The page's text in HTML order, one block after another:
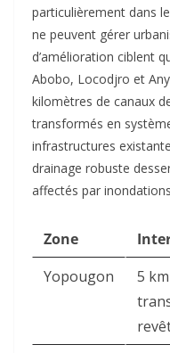
particulièrement dans
ne peuvent gérer
d’amélioration ciblent
Abobo, Locodjro et
kilomètres de canaux
transformés en
infrastructures
drainage robuste
affectés par
Zone
Yopougon
5